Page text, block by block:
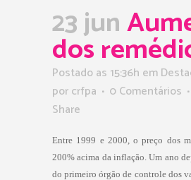
23 jun
dos
Postado as 15:36h em
porcrfpa 0 Comentários
Share
Entre 1999 e 2000, o preço dos
200% acima da inflação. Um ano
do primeiro órgão de controle dos